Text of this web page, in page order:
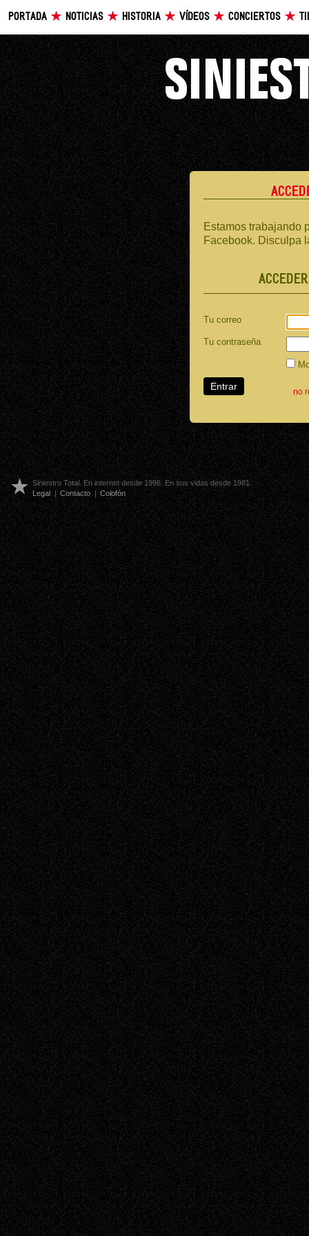
PORTADA NOTICIAS HISTORIA VÍDEOS CONCIERTOS
Estamos trabajando
Facebook. Disculpa
Tu correo
Tu contraseña
no
Siniestro Total. En internet desde 1996. En sus vidas desde 1981.
Legal | Contacto | Colofón